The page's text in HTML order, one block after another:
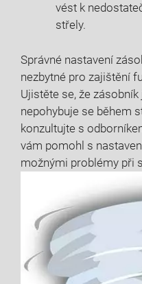
vést k
střely.
Správné nastavení
nezbytné pro zajištění
Ujistěte se, že
nepohybuje se během
konzultujte s
vám pomohl s
možnými problémy při